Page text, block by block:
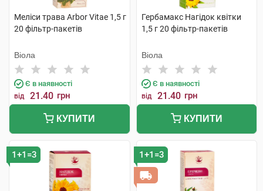
Меліси трава Arbor Vitae 1,5 г
20 фільтр-пакетів
Віола
Є в наявності
від 21.40 грн
КУПИТИ
Гербамакс Нагідок квітки
1,5 г 20 фільтр-пакетів
Віола
Є в наявності
від 21.40 грн
КУПИТИ
1+1=3 1+1=3